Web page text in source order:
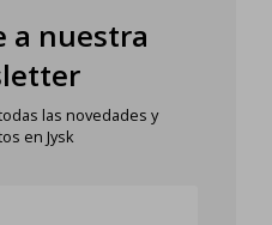
a nuestra
las novedades y
en Jysk